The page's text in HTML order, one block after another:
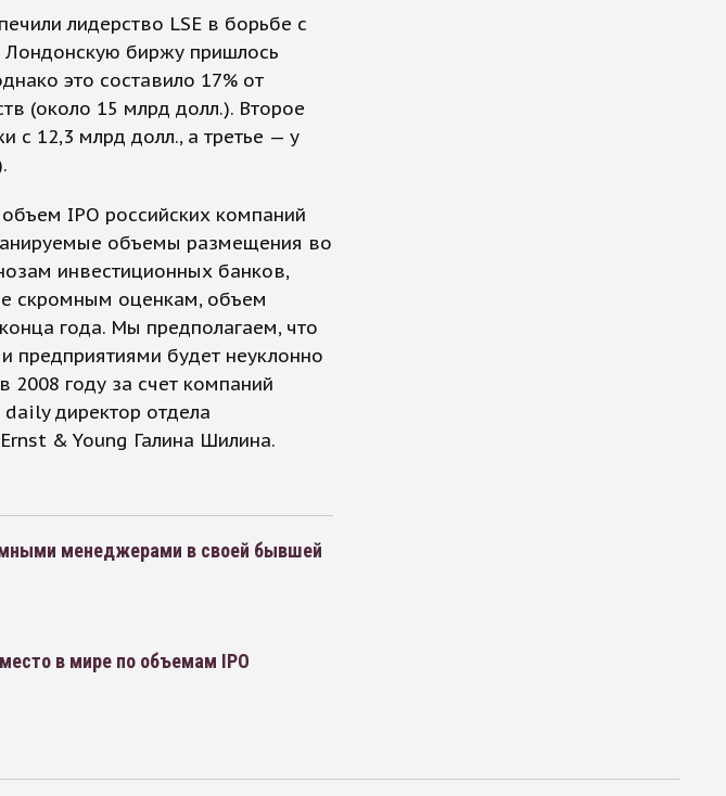
лидерство LSE в борьбе с
биржу пришлось
это составило 17% от
(около 15 млрд долл.). Второе
с 12,3 млрд долл., а третье — у
IPO российских компаний
объемы размещения во
инвестиционных банков,
скромным оценкам, объем
года. Мы предполагаем, что
предприятиями будет неуклонно
2008 году за счет компаний
директор отдела
& Young Галина Шилина.
менеджерами в своей бывшей
в мире по объемам IPO